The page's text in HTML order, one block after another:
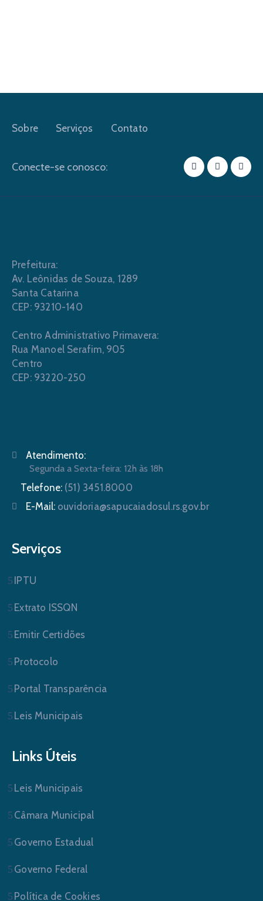
Sobre Serviços Contato
Conecte-se conosco:
Prefeitura:
Av. Leônidas de Souza, 1289
Santa Catarina
CEP: 93210-140
Centro Administrativo Primavera:
Rua Manoel Serafim, 905
Centro
CEP: 93220-250
Atendimento:
Segunda a Sexta-feira: 12h às 18h
Telefone: (51) 3451.8000
E-Mail: ouvidoria@sapucaiadosul.rs.gov.br
Serviços
IPTU
Extrato ISSQN
Emitir Certidões
Protocolo
Portal Transparência
Leis Municipais
Links Úteis
Leis Municipais
Câmara Municipal
Governo Estadual
Governo Federal
Política de Cookies